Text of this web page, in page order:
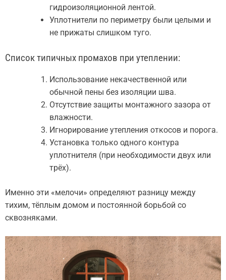
гидроизоляционной лентой.
Уплотнители по периметру были целыми и
не прижаты слишком туго.
Список типичных промахов при утеплении:
Использование некачественной или
обычной пены без изоляции шва.
Отсутствие защиты монтажного зазора от
влажности.
Игнорирование утепления откосов и порога.
Установка только одного контура
уплотнителя (при необходимости двух или
трёх).
Именно эти «мелочи» определяют разницу между
тихим, тёплым домом и постоянной борьбой со
сквозняками.